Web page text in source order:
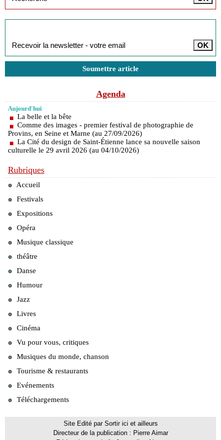
Soumettre article
Agenda
Aujourd'hui
La belle et la bête
Comme des images - premier festival de photographie de
Provins, en Seine et Marne (au 27/09/2026)
La Cité du design de Saint-Étienne lance sa nouvelle saison
culturelle le 29 avril 2026 (au 04/10/2026)
Rubriques
Accueil
Festivals
Expositions
Opéra
Musique classique
théâtre
Danse
Humour
Jazz
Livres
Cinéma
Vu pour vous, critiques
Musiques du monde, chanson
Tourisme & restaurants
Evénements
Téléchargements
Site Edité par Sortir ici et ailleurs
Directeur de la publication : Pierre Aimar